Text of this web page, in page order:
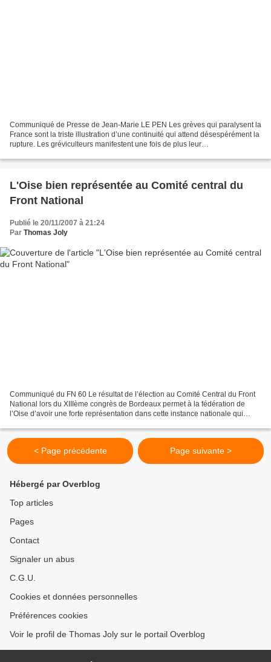
Communiqué de Presse de Jean-Marie LE PEN Les grèves qui paralysent la
France sont la triste illustration d’une continuité qui attend désespérément la
rupture. Les gréviculteurs manifestent une fois de plus leur
L'Oise bien représentée au Comité central du
Front National
Publié le 20/11/2007 à 21:24
Par Thomas Joly
Communiqué du FN 60 Le résultat de l’élection au Comité Central du Front
National lors du XIIIème congrès de Bordeaux permet à la fédération de
l’Oise d’avoir une forte représentation dans cette instance nationale qui
< Page précédente Page suivante >
Hébergé par Overblog
Top articles
Pages
Contact
Signaler un abus
C.G.U.
Cookies et données personnelles
Préférences cookies
Voir le profil de Thomas Joly sur le portail Overblog